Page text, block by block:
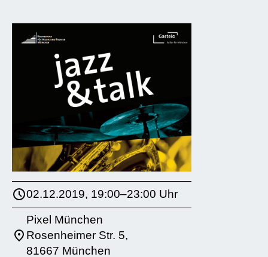
02.12.2019, 19:00–23:00 Uhr
Pixel München
Rosenheimer Str. 5,
81667 München